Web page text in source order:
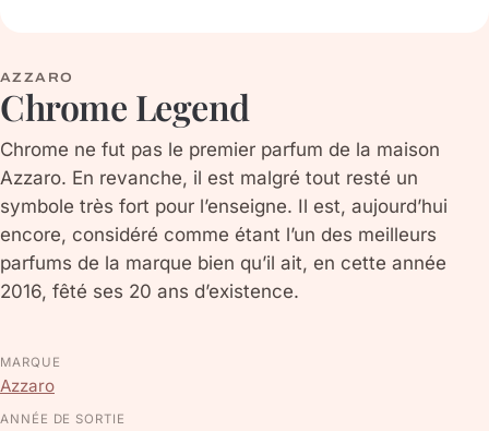
AZZARO
Chrome Legend
Chrome ne fut pas le premier parfum de la maison
Azzaro. En revanche, il est malgré tout resté un
symbole très fort pour l’enseigne. Il est, aujourd’hui
encore, considéré comme étant l’un des meilleurs
parfums de la marque bien qu’il ait, en cette année
2016, fêté ses 20 ans d’existence.
MARQUE
Azzaro
ANNÉE DE SORTIE